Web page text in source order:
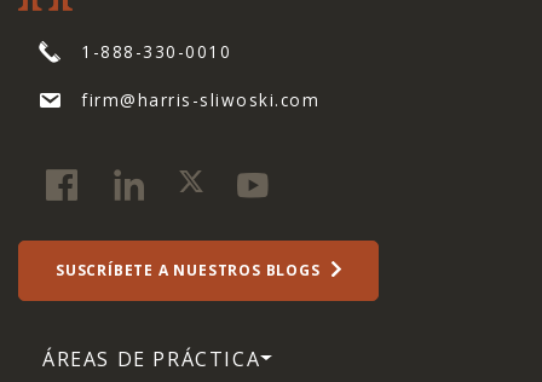
1-888-330-0010
firm@harris-sliwoski.com
SUSCRÍBETE A NUESTROS BLOGS
ÁREAS DE PRÁCTICA